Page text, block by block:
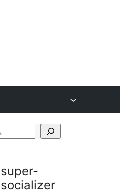
super-
socializer